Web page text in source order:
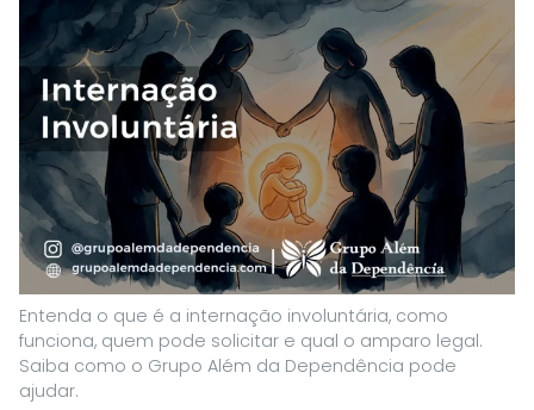
Entenda o que é a internação involuntária, como
funciona, quem pode solicitar e qual o amparo legal.
Saiba como o Grupo Além da Dependência pode
ajudar.